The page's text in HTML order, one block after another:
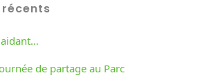
de partage au Parc